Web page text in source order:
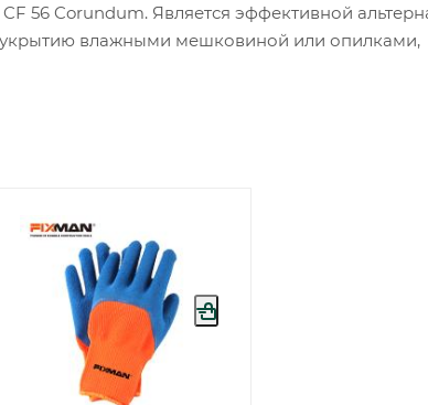
56 Corundum. Является эффективной
влажными мешковиной или опилками,